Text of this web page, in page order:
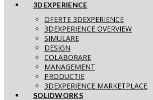
3DEXPERIENCE
OFERTE 3DEXPERIENCE
3DEXPERIENCE OVERVIEW
SIMULARE
DESIGN
COLABORARE
MANAGEMENT
PRODUCTIE
3DEXPERIENCE MARKETPLACE
SOLIDWORKS